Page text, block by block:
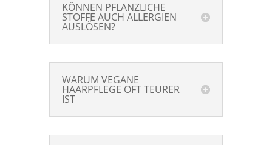
KÖNNEN PFLANZLICHE
STOFFE AUCH ALLERGIEN
AUSLÖSEN?
WARUM VEGANE
HAARPFLEGE OFT TEURER
IST